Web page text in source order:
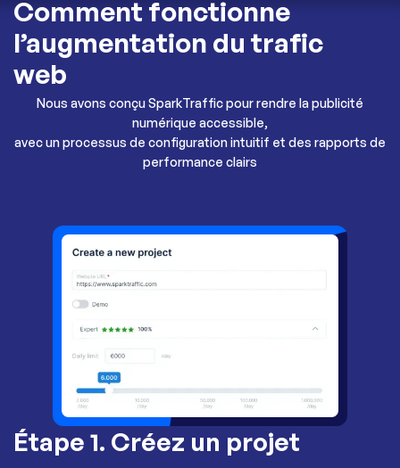
Comment fonctionne
l’augmentation du trafic
web
Nous avons conçu SparkTraffic pour rendre la publicité
numérique accessible,
avec un processus de configuration intuitif et des rapports de
performance clairs
Étape 1. Créez un projet